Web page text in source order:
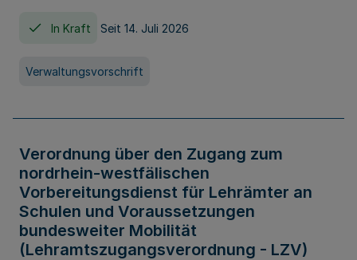
In Kraft Seit 14. Juli 2026
Verwaltungsvorschrift
Verordnung über den Zugang zum
nordrhein-westfälischen
Vorbereitungsdienst für Lehrämter an
Schulen und Voraussetzungen
bundesweiter Mobilität
(Lehramtszugangsverordnung - LZV)